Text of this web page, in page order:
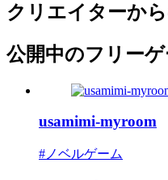
クリエイターか
公開中のフリー
usamimi-myroom
#ノベルゲーム